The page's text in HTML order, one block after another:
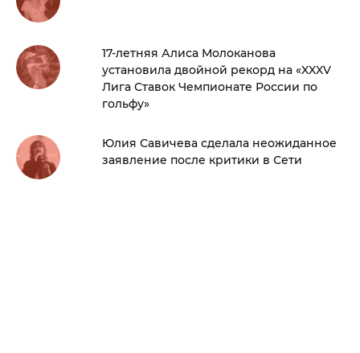
17-летняя Алиса Молоканова
установила двойной рекорд на «XXXV
Лига Ставок Чемпионате России по
гольфу»
Юлия Савичева сделала неожиданное
заявление после критики в Сети